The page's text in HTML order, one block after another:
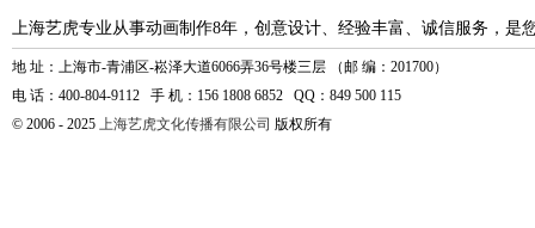
上海艺虎专业从事动画制作8年，创意设计、经验丰富、诚信服务，是
地 址：上海市-青浦区-崧泽大道6066弄36号楼三层 （邮 编：201700）
电 话：400-804-9112 手 机：156 1808 6852 QQ：849 500 115
© 2006 - 2025 上海艺虎文化传播有限公司 版权所有